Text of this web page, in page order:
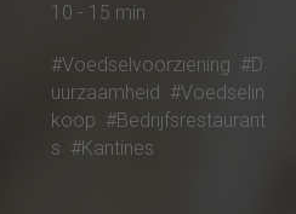
10 - 15 min
#Voedselvoorziening #D
uurzaamheid #Voedselin
koop #Bedrijfsrestaurant
s #Kantines